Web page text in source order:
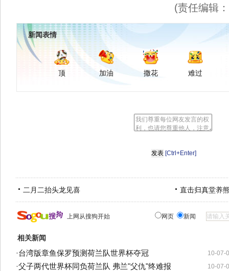
(责任编辑
新闻表情
顶 加油 撒花 难过
[Ctrl+Enter]
二月二抬头龙见喜 直击归真堂养
上网从搜狗开始 网页 新闻
相关新闻
10-07-
·台湾版章鱼保罗预测荷兰队世界杯夺冠
10-07-
·父子两代世界杯同负荷兰队 弗兰"父仇"终难报